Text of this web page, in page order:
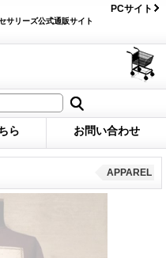
リーズ公式通販サイト
PCサイト
ら お問い合わせ
APPAREL